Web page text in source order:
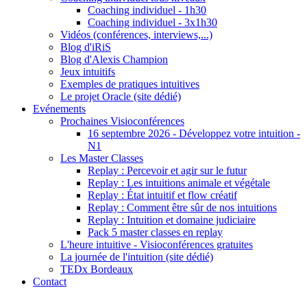
Coaching individuel - 1h30
Coaching individuel - 3x1h30
Vidéos (conférences, interviews,...)
Blog d'iRiS
Blog d'Alexis Champion
Jeux intuitifs
Exemples de pratiques intuitives
Le projet Oracle (site dédié)
Evénements
Prochaines Visioconférences
16 septembre 2026 - Développez votre intuition -
N1
Les Master Classes
Replay : Percevoir et agir sur le futur
Replay : Les intuitions animale et végétale
Replay : État intuitif et flow créatif
Replay : Comment être sûr de nos intuitions
Replay : Intuition et domaine judiciaire
Pack 5 master classes en replay
L'heure intuitive - Visioconférences gratuites
La journée de l'intuition (site dédié)
TEDx Bordeaux
Contact